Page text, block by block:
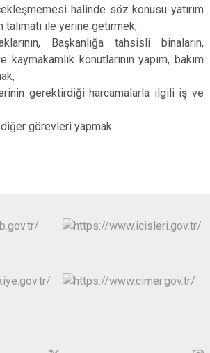
halinde söz konusu yatırım
talimatı ile yerine getirmek,
Başkanlığa tahsisli binaların,
kaymakamlık konutlarının yapım, bakım
gerektirdiği harcamalarla ilgili iş ve
görevleri yapmak.